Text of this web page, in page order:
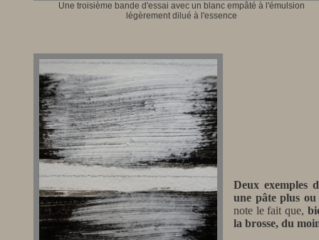
Une troisième bande d'essai avec un blanc empâté à l'émulsion
légèrement dilué à l'essence
Deux exemples
une pâte plus ou
note le fait que,
la brosse, du